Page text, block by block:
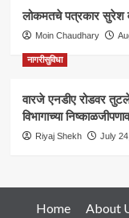
लोकमतचे पत्रकार सुरेश
Moin Chaudhary
नागरीसुविधा
वारजे एनडीए रोडवर
विभागाच्या
Riyaj Shekh July
Home About